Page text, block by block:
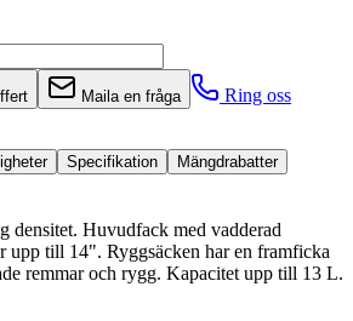
Maila en fråga Ring oss
Specifikation
Mängdrabatter
densitet. Huvudfack med vadderad
upp till 14". Ryggsäcken har en framficka
remmar och rygg. Kapacitet upp till 13 L.